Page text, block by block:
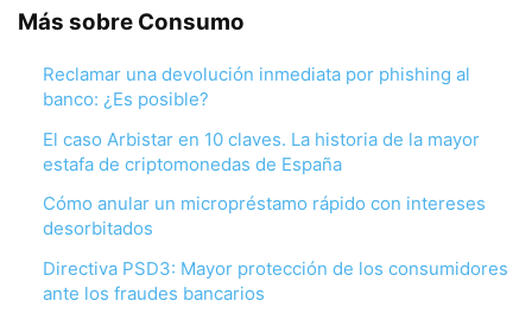
Más sobre Consumo
Reclamar una devolución inmediata por phishing al
banco: ¿Es posible?
El caso Arbistar en 10 claves. La historia de la mayor
estafa de criptomonedas de España
Cómo anular un micropréstamo rápido con intereses
desorbitados
Directiva PSD3: Mayor protección de los consumidores
ante los fraudes bancarios